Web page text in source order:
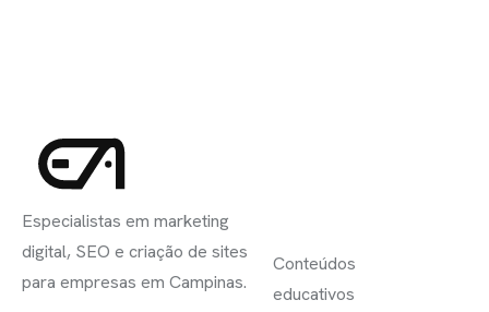
Especialistas em marketing
digital, SEO e criação de sites
para empresas em Campinas.
Conteúdos
educativos